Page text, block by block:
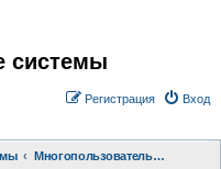
системы
Вход
Регистрация
Многопользовательское расширение АСТЕР